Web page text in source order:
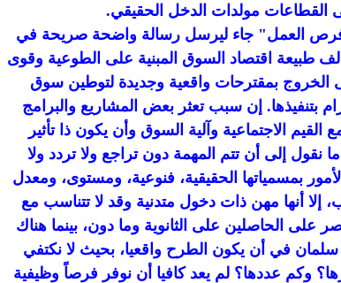
القطاعات مولدات الدخل الحقيقي.
فرص العمل" جاء ليرسل رسالة واضحة صريحة في
طبيعة اقتصاد السوق المبنية على الطوعية وقوى
الخروج بمقترحات واقعية وجديدة لتوطين سوق
بتنفيذها. إن سبب تعثر بعض المشاريع والبرامج
الاجتماعية وآلية السوق وأن يكون ذا تأثير
إلى أن تتم المهمة دون تراجع ولا تردد ولا
بمسمياتها الحقيقية، فنوعية، ومستوى، ومعدل
أنها مهن ذات دخول متدنية وقد لا تتناسب مع
على الحاصلين على الثانوية وما دون، بينما هناك
سلمان في أن يكون الطرح واقعيا، بحيث لا نكتفي
وكم عددها؟ لم يعد كافيا أن نوفر فرصاً وظيفية